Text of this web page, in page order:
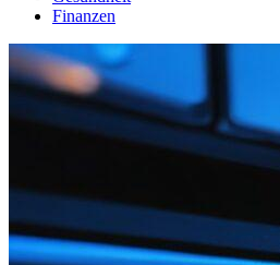
Finanzen